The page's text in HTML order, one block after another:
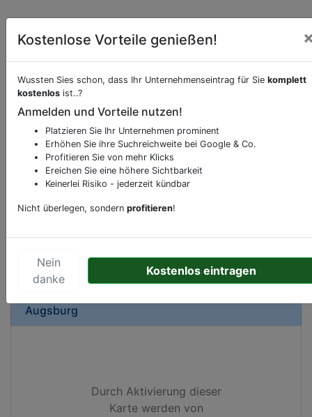
Beschreibung & Services vonWäscherei-
Reinigung-Waschsalon
Sie möchten eine Beschreibung, Dienstleistung
oder andere relevante Informationen hinzufügen?
Klicken Sie bittehierum uns zu kontaktieren.
Gerne erweitern wir Ihren Firmeneintrag um
Ihr Unternehmen anbietet und womit Sie sich von
Augsburg
Durch Aktivierung dieser
Karte werden von
Kostenlose Vorteile genießen!
Wussten Sies schon, dass Ihr Unternehmenseintrag für Sie komplett
kostenlos ist..?
Anmelden und Vorteile nutzen!
Platzieren Sie Ihr Unternehmen prominent
Erhöhen Sie ihre Suchreichweite bei Google & Co.
Profitieren Sie von mehr Klicks
Ereichen Sie eine höhere Sichtbarkeit
Keinerlei Risiko - jederzeit kündbar
Nicht überlegen, sondern profitieren!
Nein
danke
Kostenlos eintragen